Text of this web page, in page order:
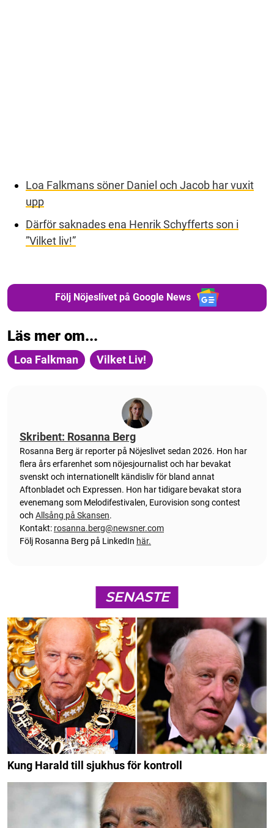
Loa Falkmans söner Daniel och Jacob har vuxit
upp
Därför saknades ena Henrik Schyfferts son i
”Vilket liv!”
Följ Nöjeslivet på Google News
Läs mer om...
Loa Falkman Vilket Liv!
Skribent: Rosanna Berg
Rosanna Berg är reporter på Nöjeslivet sedan 2026. Hon har
flera års erfarenhet som nöjesjournalist och har bevakat
svenskt och internationellt kändisliv för bland annat
Aftonbladet och Expressen. Hon har tidigare bevakat stora
evenemang som Melodifestivalen, Eurovision song contest
och Allsång på Skansen.
Kontakt: rosanna.berg@newsner.com
Följ Rosanna Berg på LinkedIn här.
SENASTE
Kung Harald till sjukhus för kontroll